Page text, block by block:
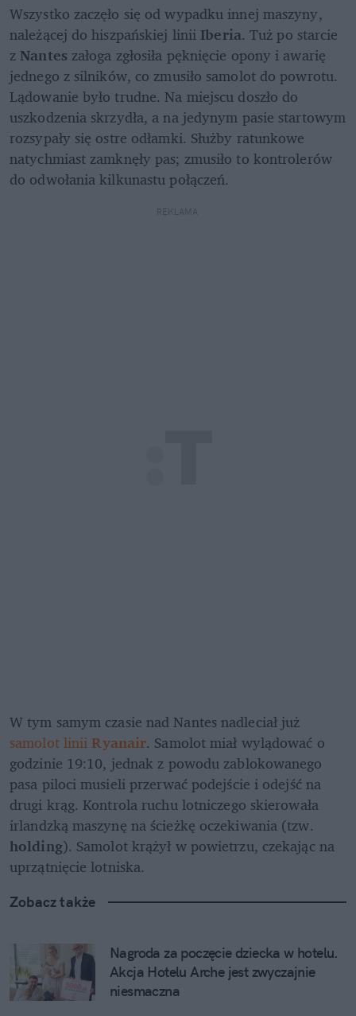
Wszystko zaczęło się od wypadku innej maszyny,
należącej do hiszpańskiej linii Iberia. Tuż po starcie
z Nantes załoga zgłosiła pęknięcie opony i awarię
jednego z silników, co zmusiło samolot do powrotu.
Lądowanie było trudne. Na miejscu doszło do
uszkodzenia skrzydła, a na jedynym pasie startowym
rozsypały się ostre odłamki. Służby ratunkowe
natychmiast zamknęły pas; zmusiło to kontrolerów
do odwołania kilkunastu połączeń.
REKLAMA
samolot linii Ryanair. Samolot miał wylądować o
godzinie 19:10, jednak z powodu zablokowanego
pasa piloci musieli przerwać podejście i odejść na
drugi krąg. Kontrola ruchu lotniczego skierowała
holding). Samolot krążył w powietrzu, czekając na
uprzątnięcie lotniska.
Zobacz także
Nagroda za poczęcie dziecka w hotelu.
Akcja Hotelu Arche jest zwyczajnie
niesmaczna